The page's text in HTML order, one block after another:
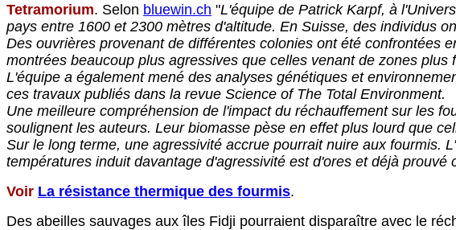
Tetramorium. Selon bluewin.ch "L'équipe de Patrick Karpf, à
pays entre 1600 et 2300 mètres d'altitude. En Suisse, des individus
Des ouvrières provenant de différentes colonies ont été confrontées
montrées beaucoup plus agressives que celles venant de zones plus
L'équipe a également mené des analyses génétiques et
ces travaux publiés dans la revue Science of The Total Environment.
Une meilleure compréhension de l'impact du réchauffement sur les
soulignent les auteurs. Leur biomasse pèse en effet plus lourd que
Sur le long terme, une agressivité accrue pourrait nuire aux fourmis.
températures induit davantage d'agressivité est d'ores et déjà
Voir La résistance thermique des fourmis.
Des abeilles sauvages aux îles Fidji pourraient disparaître avec le